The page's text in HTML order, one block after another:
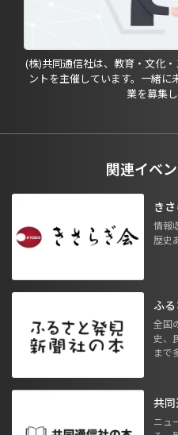
(株)共同通信社は、教育・文化
ントを主催しています。一緒
業を募集し
関連イベ
き
情報
歴史
ふ
全国
史、
まで
共
ニュ